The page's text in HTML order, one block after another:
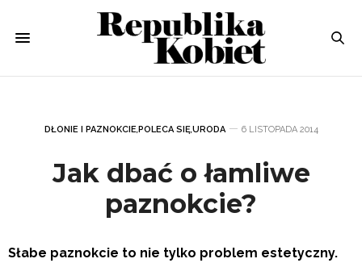
DŁONIE I PAZNOKCIE,POLECA SIĘ,URODA 6 LISTOPADA 2014
Jak dbać o łamliwe
paznokcie?
Słabe paznokcie to nie tylko problem estetyczny.